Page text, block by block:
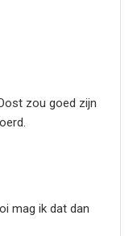
zou goed zijn
mag ik dat dan